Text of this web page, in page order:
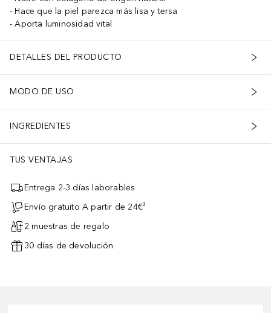
Hace que la piel parezca más lisa y tersa
Aporta luminosidad vital
DETALLES DEL PRODUCTO
MODO DE USO
INGREDIENTES
TUS VENTAJAS
Entrega 2-3 días laborables
Envío gratuito A partir de 24€³
2 muestras de regalo
30 días de devolución